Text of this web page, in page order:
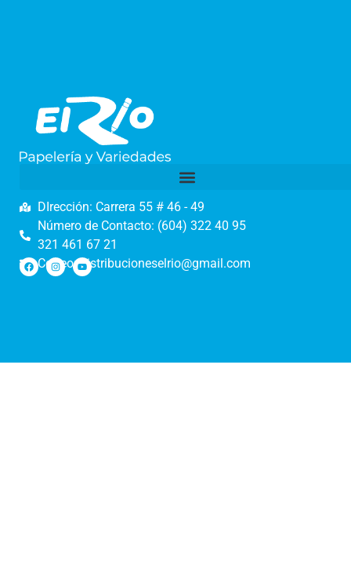
DIrección: Carrera 55 # 46 - 49
Número de Contacto: (604) 322 40 95
321 461 67 21
Correo: distribucioneselrio@gmail.com